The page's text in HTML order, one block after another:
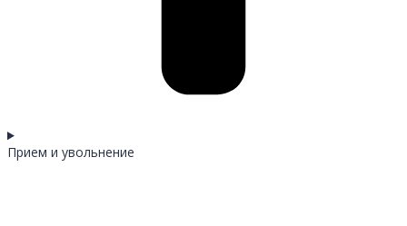
Прием и увольнение